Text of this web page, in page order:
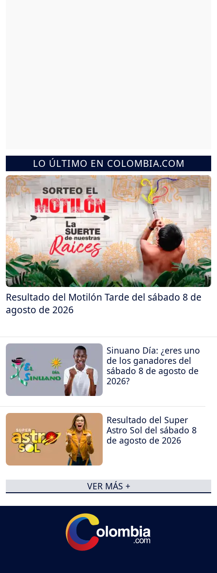
LO ÚLTIMO EN COLOMBIA.COM
Resultado del Motilón Tarde del sábado 8 de
agosto de 2026
Sinuano Día: ¿eres uno
de los ganadores del
sábado 8 de agosto de
2026?
Resultado del Super
Astro Sol del sábado 8
de agosto de 2026
VER MÁS +